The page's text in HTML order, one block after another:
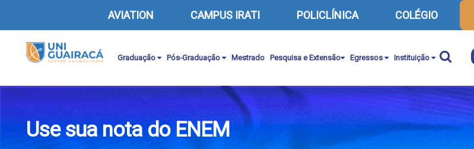
AVIATION CAMPUS IRATI POLICLÍNICA COLÉGIO
Graduação Pós-Graduação Mestrado Pesquisa e Extensão Egressos Instituição
Use sua nota do ENEM